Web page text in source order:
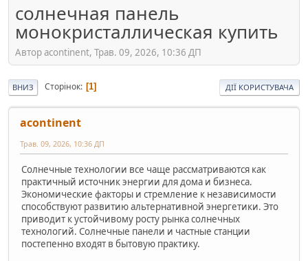
солнечная панель
монокристаллическая купить
Автор acontinent, Трав. 09, 2026, 10:36 ДП
ВНИЗ Сторінок 1 ДІЇ КОРИСТУВАЧА
acontinent
Трав. 09, 2026, 10:36 ДП
Солнечные технологии все чаще рассматриваются как
практичный источник энергии для дома и бизнеса.
Экономические факторы и стремление к независимости
способствуют развитию альтернативной энергетики. Это
приводит к устойчивому росту рынка солнечных
технологий. Солнечные панели и частные станции
постепенно входят в бытовую практику.